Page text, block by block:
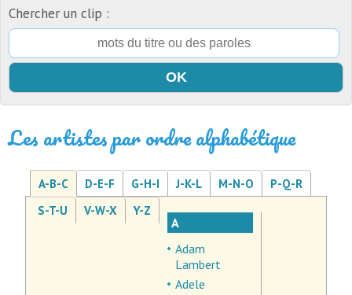
Chercher un clip :
Les artistes par ordre alphabétique
A-B-C D-E-F G-H-I J-K-L M-N-O
P-Q-R
S-T-U
V-W-X Y-Z
A
Adam
Lambert
Adele